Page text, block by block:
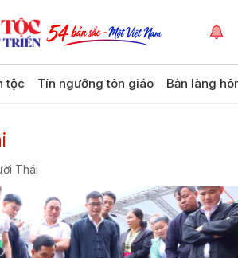
tộc Tín ngưỡng tôn giáo Bản làng
Thái